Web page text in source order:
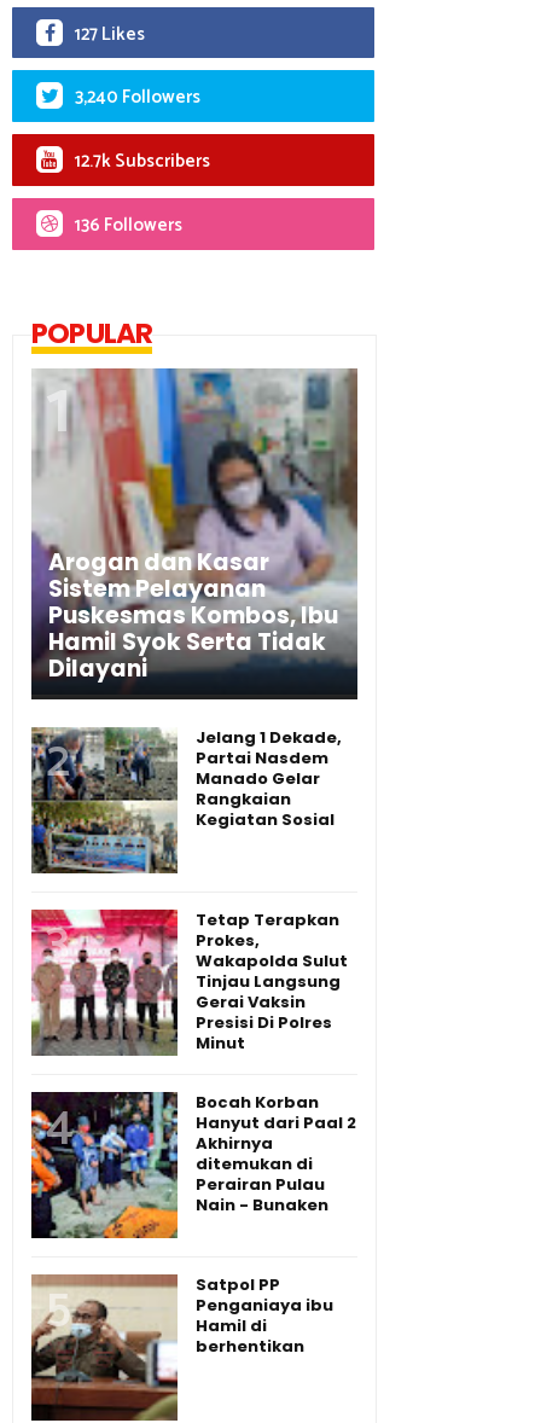
127 Likes
3,240 Followers
12.7k Subscribers
136 Followers
POPULAR
Arogan dan Kasar
Sistem Pelayanan
Puskesmas Kombos, Ibu
Hamil Syok Serta Tidak
Dilayani
Jelang 1 Dekade,
Partai Nasdem
Manado Gelar
Rangkaian
Kegiatan Sosial
Tetap Terapkan
Prokes,
Wakapolda Sulut
Tinjau Langsung
Gerai Vaksin
Presisi Di Polres
Minut
Bocah Korban
Hanyut dari Paal 2
Akhirnya
ditemukan di
Perairan Pulau
Nain - Bunaken
Satpol PP
Penganiaya ibu
Hamil di
berhentikan